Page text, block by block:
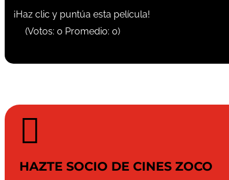
¡Haz clic y puntúa esta película!
(Votos: 0 Promedio: 0)

HAZTE SOCIO DE CINES ZOCO